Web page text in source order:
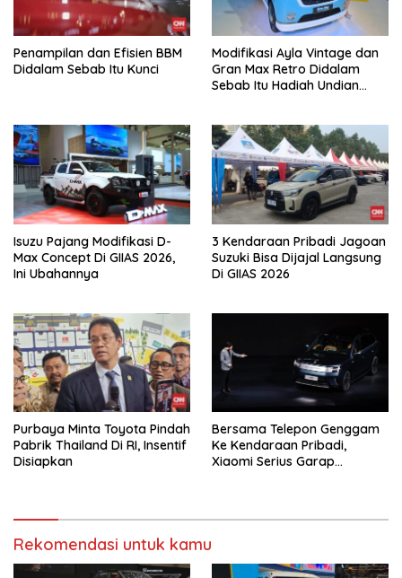
Penampilan dan Efisien BBM
Didalam Sebab Itu Kunci
Modifikasi Ayla Vintage dan
Gran Max Retro Didalam
Sebab Itu Hadiah Undian
Isuzu Pajang Modifikasi D-
Max Concept Di GIIAS 2026,
Ini Ubahannya
3 Kendaraan Pribadi Jagoan
Suzuki Bisa Dijajal Langsung
Di GIIAS 2026
Purbaya Minta Toyota Pindah
Pabrik Thailand Di RI, Insentif
Disiapkan
Bersama Telepon Genggam
Ke Kendaraan Pribadi,
Xiaomi Serius Garap
Rekomendasi untuk kamu